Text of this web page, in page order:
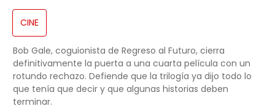
CINE
Bob Gale, coguionista de Regreso al Futuro, cierra
definitivamente la puerta a una cuarta película con un
rotundo rechazo. Defiende que la trilogía ya dijo todo lo
que tenía que decir y que algunas historias deben
terminar.